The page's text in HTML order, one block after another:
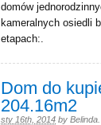
domów
kameralnych
etapach:.
Dom do
204.16m2
sty 16th, 2014 by Belinda